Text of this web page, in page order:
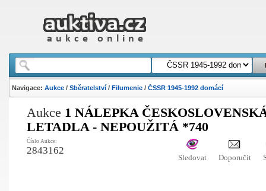
Navigace: Aukce/ Sběratelství/ Filumenie/ ČSSR 1945-1992 domácí
Aukce 1 NÁLEPKA
LETADLA - NEPOUŽITÁ *740
Číslo Aukce:
2843162
Sledovat Doporučit